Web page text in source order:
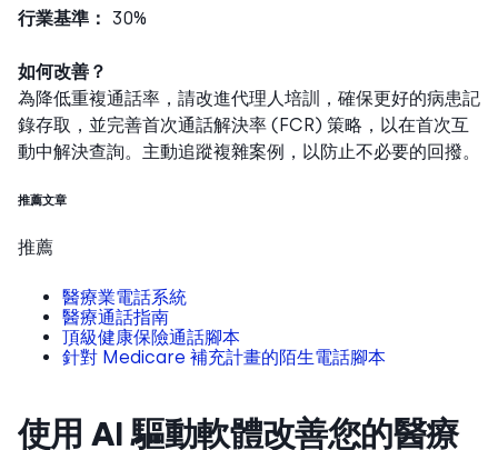
行業基準： 30%
如何改善？
為降低重複通話率，請改進代理人培訓，確保更好的病患記
錄存取，並完善首次通話解決率 (FCR) 策略，以在首次互
動中解決查詢。主動追蹤複雜案例，以防止不必要的回撥。
推薦文章
推薦
醫療業電話系統
醫療通話指南
頂級健康保險通話腳本
針對 Medicare 補充計畫的陌生電話腳本
使用 AI 驅動軟體改善您的醫療